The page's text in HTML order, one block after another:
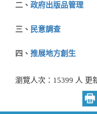
二、 政府出版品管理
三、 民意調查
四、 推展地方創生
瀏覽人次：15399 人 更